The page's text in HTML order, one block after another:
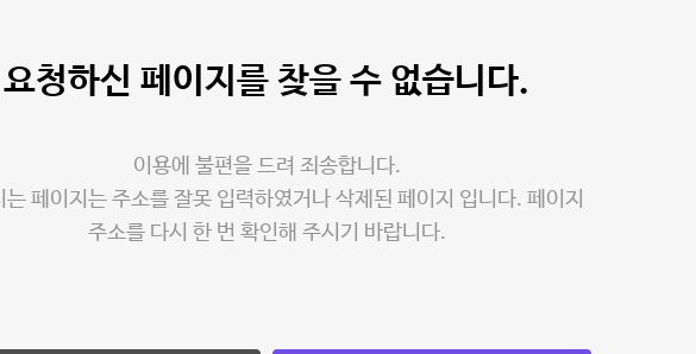
요청하신 페이지를 찾을 수 없습니다.
이용에 불편을 드려 죄송합니다.
는 페이지는 주소를 잘못 입력하였거나 삭제된 페이지 입니다. 페이지
주소를 다시 한 번 확인해 주시기 바랍니다.